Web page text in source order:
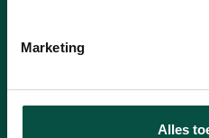
Marketing
Alles
Instemming
Ik ga akkoord met het